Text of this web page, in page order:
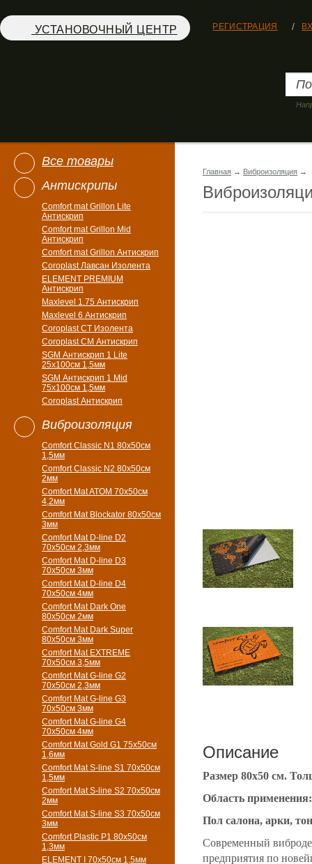
УСТАНОВОЧНЫЙ ЦЕНТР РЕГИСТРАЦИЯ
Все товары
Антискрипы
Comfort mat Grillon Lite
Антискрип
Comfort mat Grillon Mid
Антискрип
Comfort mat Grillon Антискрип
Coroplast Лавсан Изолента
ELEMENT PREMIUM
Антискрип
Maxlevel 1.75 Антискрип
Maxlevel 6 Антискрип
Coroplast CT Изолента
Coroplast CM Антискрип
SGM Антискрип 1 Lite
25x100cм 1,5мм
SGM Антискрип 1 Mid
75x100cм 1,5мм
Coroplast Антискрип
Виброизоляция
Comfort Classic N1 80x50см
1,5мм
Comfort Classic N2 80x50см
2мм
Comfort Mat ATOM 70x50см
4,2мм
Comfort Mat Blockator 80х50см
3мм
Comfort Mat D-line D2
70х50см 2,3мм
Comfort Mat D-line D3
70х50см 3мм
Comfort Mat D-line D4
70х50см 4мм
Comfort Mat Dark One
80x50см 2мм
Comfort Mat Dark Super
80x50см 3мм
Comfort Mat EXTREME
70x50см 3,5мм
Comfort Mat G-line G2
70х50см 2,3мм
Comfort Mat G-line G3
70х50см 3мм
Comfort Mat G-line G4
70х50см 4мм
Comfort Mat Gold G1 75х50см
1,6мм
Comfort Mat S-line S1 70х50см
1,5мм
Comfort Mat S-line S2 70х50см
2мм
Comfort Mat S-line S3 70х50см
3мм
Comfort Plastic P1 80x50см
1,3мм
ELEMENT I 70х50см 1,5мм
Главная → Виброизоляция →
Описание
Размер 80х50 см.
Область применения:
Пол салона, арки,
Cовременный
предприятия по